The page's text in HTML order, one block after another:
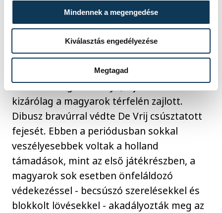
Mindennek a megengedése
Kiválasztás engedélyezése
Megtagad
Szoboszlai szabálytalan kirúgása miatt a
magyar 16-oson belül megítélt közvetett
szabadrúgás volt, melyet Dibusz hárított.
Térfélcserét követően még nyomasztóbbá
vált a vendégek fölénye, a játék szinte
kizárólag a magyarok térfelén zajlott.
Dibusz bravúrral védte De Vrij csúsztatott
fejesét. Ebben a periódusban sokkal
veszélyesebbek voltak a holland
támadások, mint az első játékrészben, a
magyarok sok esetben önfeláldozó
védekezéssel - becsúszó szerelésekkel és
blokkolt lövésekkel - akadályozták meg az